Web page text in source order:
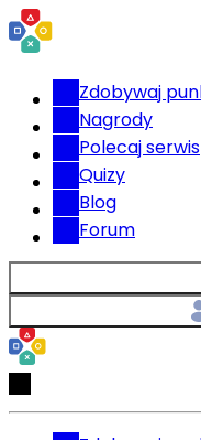
Zdobywaj
Nagrody
Polecaj serwis
Quizy
Blog
Forum